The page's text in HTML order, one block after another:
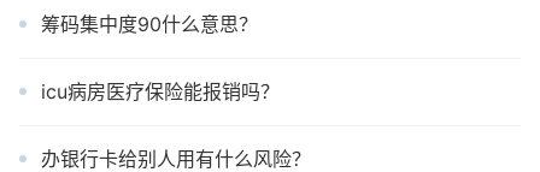
筹码集中度90什么意思？
icu病房医疗保险能报销吗？
办银行卡给别人用有什么风险？